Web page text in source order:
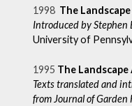
1998 The
Introduced by Stephen
University of
1995 The
Texts translated and
from Journal of Garden